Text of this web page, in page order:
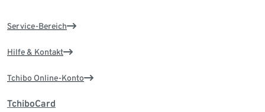
Service-Bereich
Hilfe & Kontakt
Tchibo Online-Konto
TchiboCard